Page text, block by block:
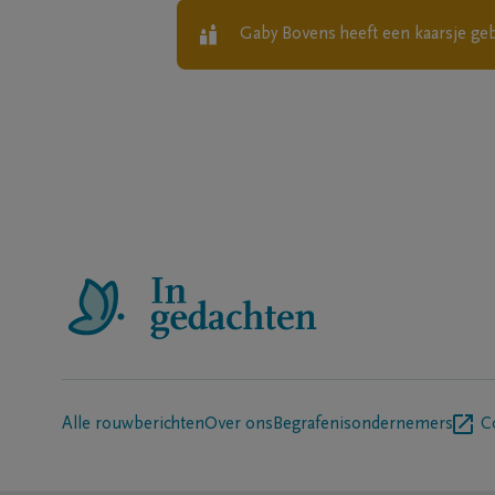
Gaby Bovens heeft een kaarsje
Alle rouwberichtenOver onsBegrafenisondernemers